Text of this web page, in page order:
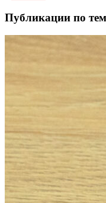
Публикации по